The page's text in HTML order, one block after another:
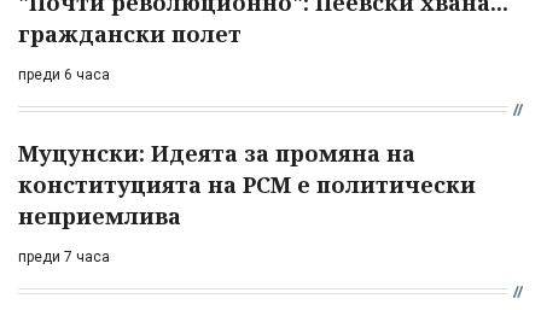
граждански полет
преди 6 часа
Муцунски: Идеята за промяна на
конституцията на РСМ е политически
неприемлива
преди 7 часа